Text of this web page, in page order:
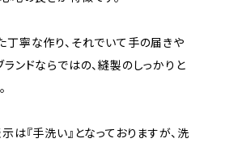
丁寧な作り、それでいて手の届きや
ンドならではの、縫製のしっかりと
は『手洗い』となっておりますが、洗